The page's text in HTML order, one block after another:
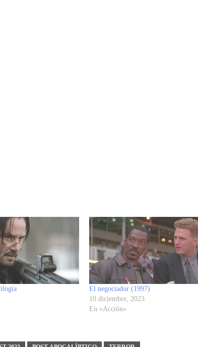
El negociador (1997)
10 diciembre, 2023
En «Acción»